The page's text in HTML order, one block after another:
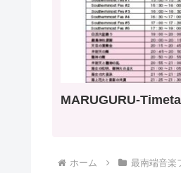
MARUGURU-
ホーム 最南端音楽